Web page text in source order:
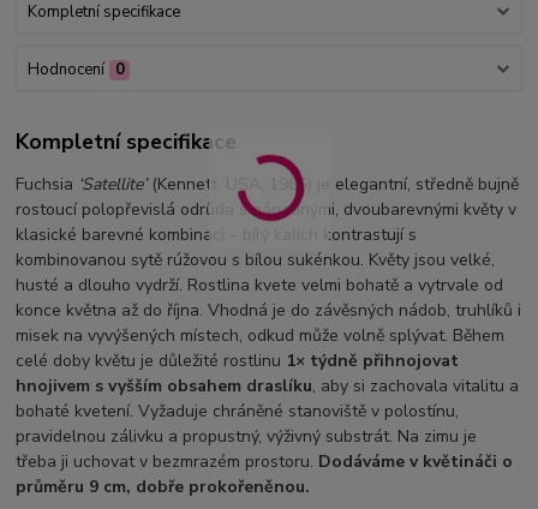
Kompletní specifikace
Hodnocení 0
Kompletní specifikace
Fuchsia ‘Satellite’(Kennett, USA, 1965) je elegantní, středně bujně
rostoucí polopřevislá odrůda s nápadnými, dvoubarevnými květy v
klasické barevné kombinaci – bílý kalich kontrastují s
kombinovanou sytě rúžovou s bílou sukénkou. Květy jsou velké,
husté a dlouho vydrží. Rostlina kvete velmi bohatě a vytrvale od
konce května až do října. Vhodná je do závěsných nádob, truhlíků i
misek na vyvýšených místech, odkud může volně splývat. Během
celé doby květu je důležité rostlinu 1× týdně přihnojovat
hnojivem s vyšším obsahem draslíku, aby si zachovala vitalitu a
bohaté kvetení. Vyžaduje chráněné stanoviště v polostínu,
pravidelnou zálivku a propustný, výživný substrát. Na zimu je
třeba ji uchovat v bezmrazém prostoru. Dodáváme v květináči o
průměru 9 cm, dobře prokořeněnou.